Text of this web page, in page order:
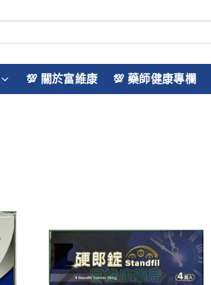
💯 關於富維康 💯 藥師健康專欄